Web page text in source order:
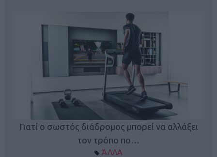
Γιατί ο σωστός διάδρομος μπορεί να αλλάξει
τον τρόπο πο…
ΆΛΛΑ